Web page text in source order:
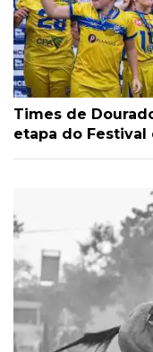
Times de
etapa do Festival